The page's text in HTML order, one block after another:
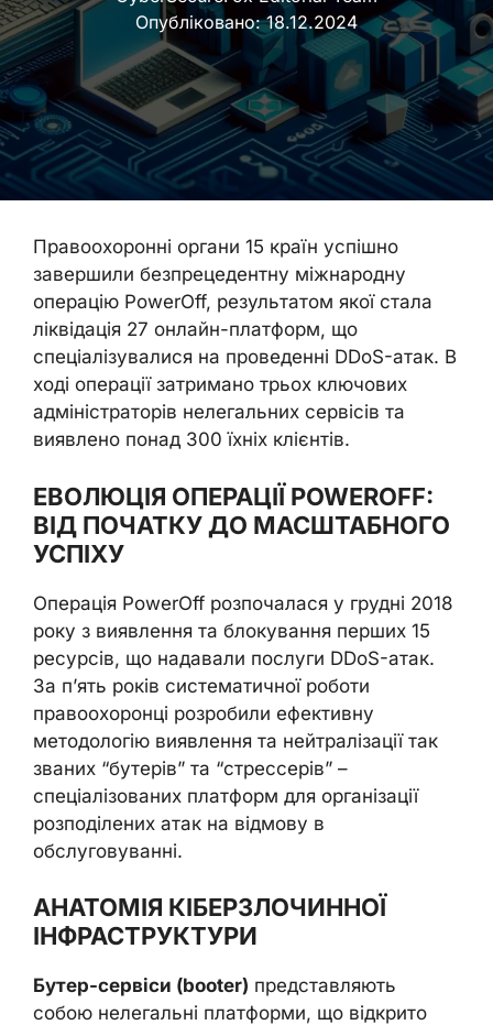
Опубліковано:18.12.2024
Правоохоронні органи 15 країн успішно
завершили безпрецедентну міжнародну
операцію PowerOff, результатом якої стала
ліквідація 27 онлайн-платформ, що
спеціалізувалися на проведенні DDoS-атак. В
ході операції затримано трьох ключових
адміністраторів нелегальних сервісів та
виявлено понад 300 їхніх клієнтів.
ЕВОЛЮЦІЯ ОПЕРАЦІЇ POWEROFF:
ВІД ПОЧАТКУ ДО МАСШТАБНОГО
УСПІХУ
Операція PowerOff розпочалася у грудні 2018
року з виявлення та блокування перших 15
ресурсів, що надавали послуги DDoS-атак.
За п’ять років систематичної роботи
правоохоронці розробили ефективну
методологію виявлення та нейтралізації так
званих “бутерів” та “стрессерів” –
спеціалізованих платформ для організації
розподілених атак на відмову в
обслуговуванні.
АНАТОМІЯ КІБЕРЗЛОЧИННОЇ
ІНФРАСТРУКТУРИ
Бутер-сервіси (booter) представляють
собою нелегальні платформи, що відкрито